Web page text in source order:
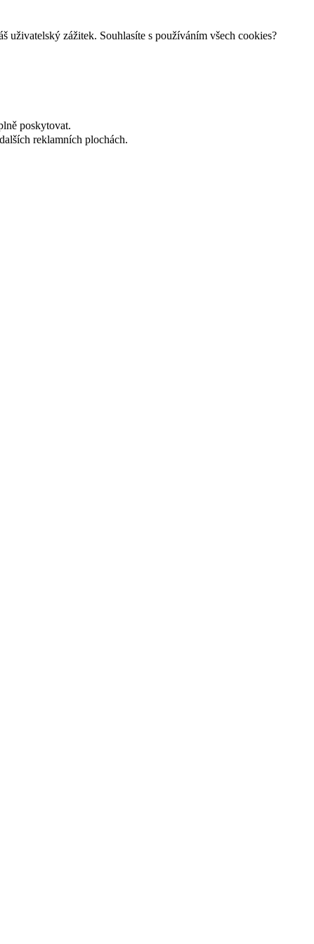
uživatelský zážitek. Souhlasíte s používáním všech cookies?
poskytovat.
reklamních plochách.